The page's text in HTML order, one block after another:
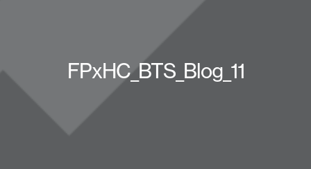
FPxHC_BTS_Blog_11